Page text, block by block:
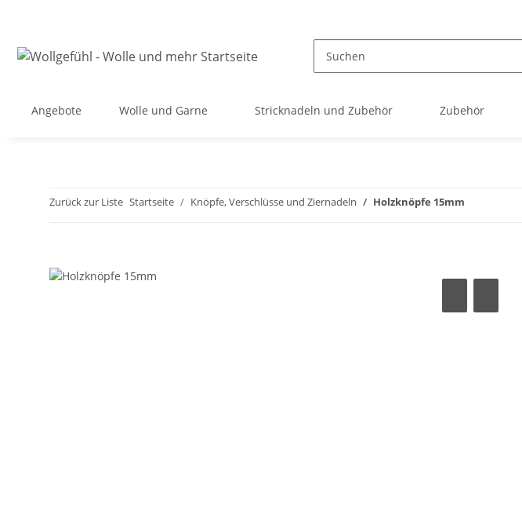
Angebote Wolle und Garne Stricknadeln und Zubehör Zubehör
Zurück zur Liste Startseite Knöpfe, Verschlüsse und Ziernadeln Holzknöpfe 15mm